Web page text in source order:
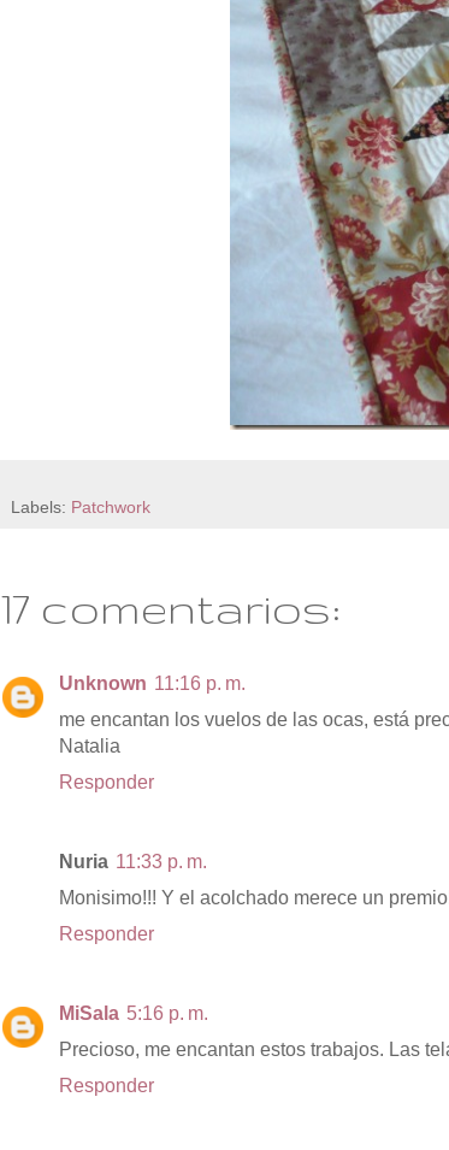
Labels: Patchwork
17 comentarios:
Unknown 11:16 p. m.
me encantan los vuelos de las ocas, está
Natalia
Responder
Nuria 11:33 p. m.
Monisimo!!! Y el acolchado merece un
Responder
MiSala 5:16 p. m.
Precioso, me encantan estos trabajos. Las
Responder